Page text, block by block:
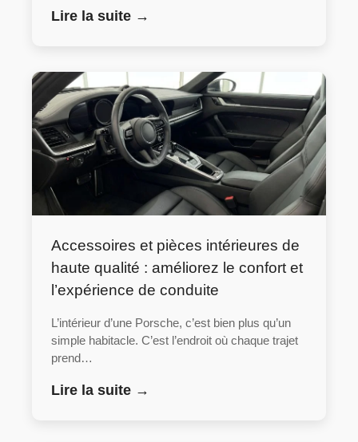
Lire la suite →
Accessoires et pièces intérieures de
haute qualité : améliorez le confort et
l’expérience de conduite
L’intérieur d’une Porsche, c’est bien plus qu’un
simple habitacle. C’est l’endroit où chaque trajet
prend…
Lire la suite →